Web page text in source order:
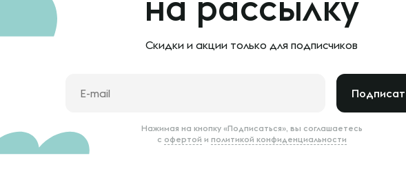
Скидки и акции только для подписчиков
Нажимая на кнопку «Подписаться», вы соглашаетесь
с офертой и политикой конфиденциальности